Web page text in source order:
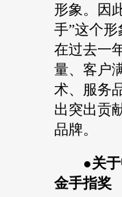
形象。因
手”这个
在过去一
量、客户
术、服务
出突出贡
品牌。
●关
金手指奖